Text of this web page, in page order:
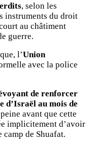
, selon les
instruments du droit
au châtiment
guerre.
l’Union
avec la police
de renforcer
d’Israël au mois de
avant que cette
implicitement d’avoir
de Shuafat.